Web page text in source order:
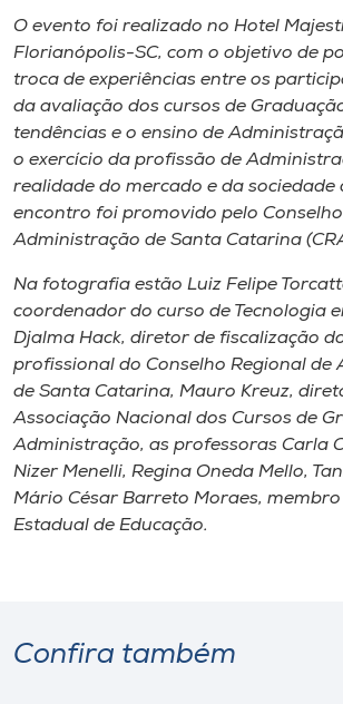
Rádio
Museu
Unoesc
Store
Selecione
A+
A-
O evento foi realizado no Hotel
Florianópolis-SC, com o objetivo de
troca de experiências entre os
da avaliação dos cursos de
tendências e o ensino de
o exercício da profissão de
realidade do mercado e da sociedade
encontro foi promovido pelo
Administração de Santa Catarina
Na fotografia estão Luiz Felipe
coordenador do curso de Tecnologia
Djalma Hack, diretor de fiscalização
profissional do Conselho Regional de
de Santa Catarina, Mauro Kreuz,
Associação Nacional dos Cursos de
Administração, as professoras Carla
Nizer Menelli, Regina Oneda Mello,
Mário César Barreto Moraes, membro
Estadual de Educação.
Confira também